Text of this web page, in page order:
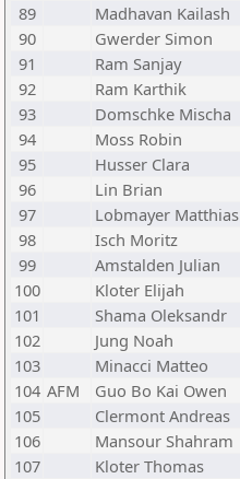
89
Madhavan Kailash
90
Gwerder Simon
91
Ram Sanjay
92
Ram Karthik
93
Domschke Mischa
94
Moss Robin
95
Husser Clara
96
Lin Brian
97
Lobmayer Matthias
98
Isch Moritz
99
Amstalden Julian
100
Kloter Elijah
101
Shama Oleksandr
102
Jung Noah
103
Minacci Matteo
104 AFM Guo Bo Kai Owen
105
Clermont Andreas
106
Mansour Shahram
107
Kloter Thomas